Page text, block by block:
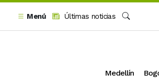
Menú
Últimas noticias
Medellín